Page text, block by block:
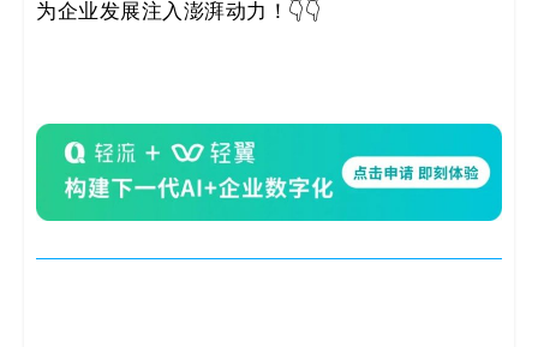
为企业发展注入澎湃动力！👇👇